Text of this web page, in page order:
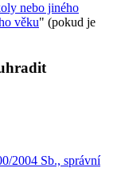
nebo jiného
věku" (pokud je
2004 Sb., správní